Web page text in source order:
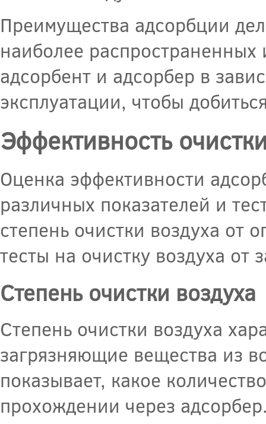
Преимущества адсорбции
наиболее
адсорбент и адсорбер в
эксплуатации, чтобы
Эффективность
Оценка эффективности
различных показателей и
степень очистки воздуха от
тесты на очистку воздуха
Степень очистки воздуха
Степень очистки воздуха
загрязняющие вещества из
показывает, какое
прохождении через